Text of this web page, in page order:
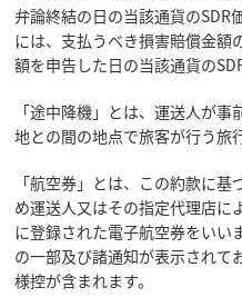
弁論終結の日の当該通貨のSDR
には、支払うべき損害賠償金額
額を申告した日の当該通貨の
「途中降機」とは、運送人が
地との間の地点で旅客が行う旅
「航空券」とは、この約款に
め運送人又はその指定代理店に
に登録された電子航空券をいい
の一部及び諸通知が表示されて
様控が含まれます。